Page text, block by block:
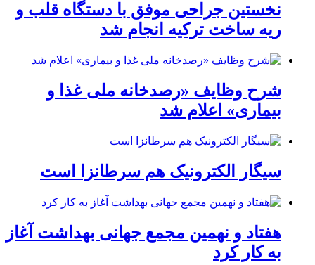
نخستین جراحی موفق با دستگاه قلب و
ریه ساخت ترکیه انجام شد
شرح وظایف «رصدخانه ملی غذا و
بیماری» اعلام شد
سیگار الکترونیک هم سرطانزا است
هفتاد و نهمین مجمع جهانی بهداشت آغاز
به کار کرد